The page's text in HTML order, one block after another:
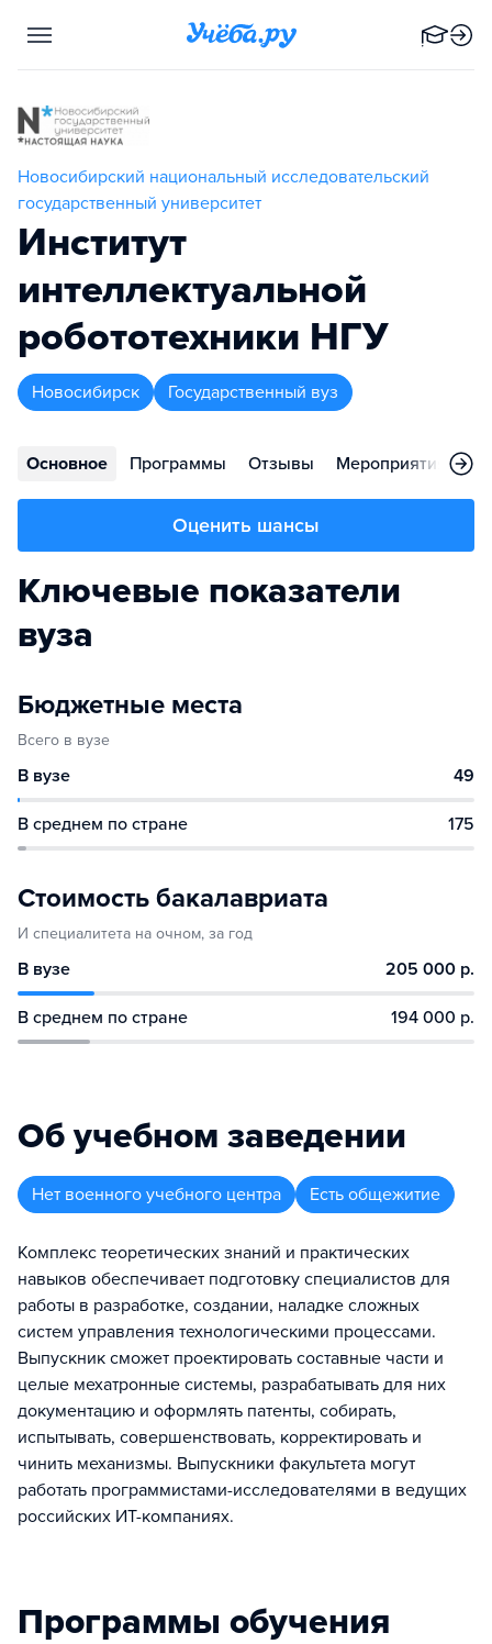
Новосибирский национальный исследовательский
государственный университет
Институт
интеллектуальной
робототехники НГУ
Новосибирск Государственный вуз
Основное Программы Отзывы Мероприятия
Оценить шансы
Ключевые показатели
вуза
Бюджетные места
Всего в вузе
В вузе 49
В среднем по стране 175
Стоимость бакалавриата
И специалитета на очном, за год
В вузе 205 000 р.
В среднем по стране 194 000 р.
Об учебном заведении
Нет военного учебного центра Есть общежитие
Комплекс теоретических знаний и практических
навыков обеспечивает подготовку специалистов для
работы в разработке, создании, наладке сложных
систем управления технологическими процессами.
Выпускник сможет проектировать составные части и
целые мехатронные системы, разрабатывать для них
документацию и оформлять патенты, собирать,
испытывать, совершенствовать, корректировать и
чинить механизмы. Выпускники факультета могут
работать программистами-исследователями в ведущих
российских ИТ-компаниях.
Программы обучения